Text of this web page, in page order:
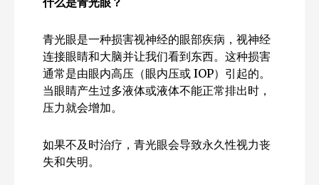
青光眼是一种损害视神经的眼部疾病，视神经
连接眼睛和大脑并让我们看到东西。这种损害
通常是由眼内高压（眼内压或 IOP）引起的。
当眼睛产生过多液体或液体不能正常排出时，
压力就会增加。
如果不及时治疗，青光眼会导致永久性视力丧
失和失明。